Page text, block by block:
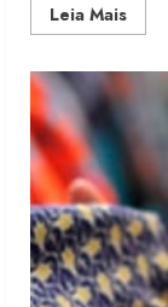
Leia MaisRead
more
a